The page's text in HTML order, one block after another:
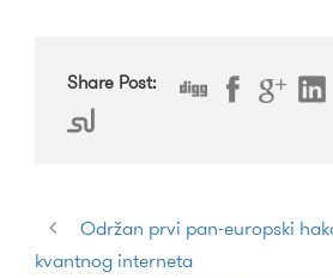
Share Post:
Održan prvi pan-europski
kvantnog interneta